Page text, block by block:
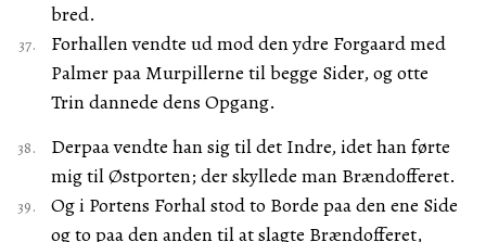
bred.
Forhallen vendte ud mod den ydre Forgaard med
Palmer paa Murpillerne til begge Sider, og otte
Trin dannede dens Opgang.
Derpaa vendte han sig til det Indre, idet han førte
mig til Østporten; der skyllede man Brændofferet.
Og i Portens Forhal stod to Borde paa den ene Side
og to paa den anden til at slagte Brændofferet,